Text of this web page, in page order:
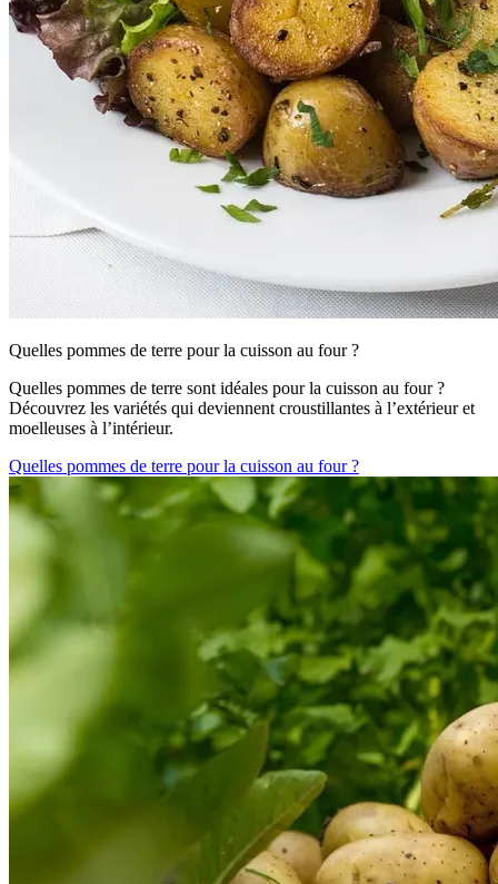
Quelles pommes de terre pour la cuisson au four ?
Quelles pommes de terre sont idéales pour la cuisson au four ?
Découvrez les variétés qui deviennent croustillantes à l’extérieur et
moelleuses à l’intérieur.
Quelles pommes de terre pour la cuisson au four ?